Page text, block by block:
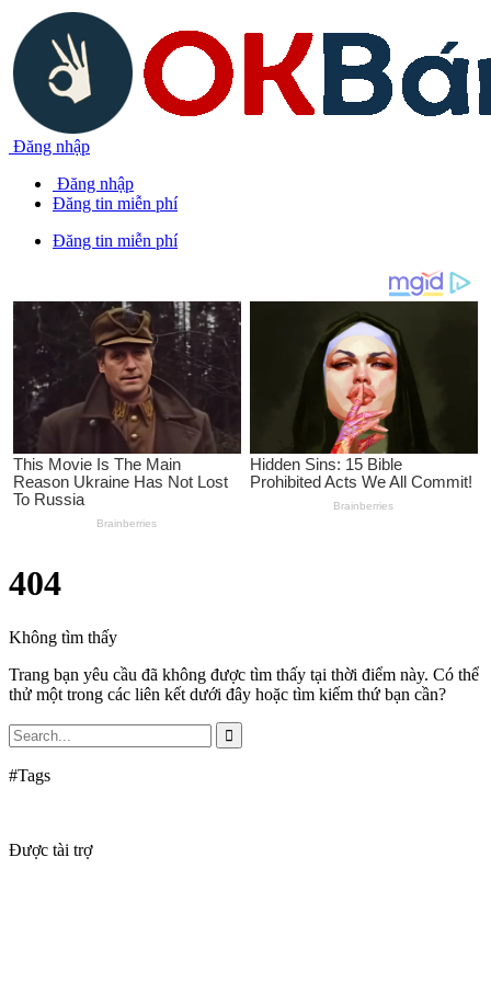
Đăng nhập
Đăng nhập
Đăng tin miễn phí
Đăng tin miễn phí
404
Không tìm thấy
Trang bạn yêu cầu đã không được tìm thấy tại thời điểm này. Có thể
thử một trong các liên kết dưới đây hoặc tìm kiếm thứ bạn cần?
#Tags
Được tài trợ